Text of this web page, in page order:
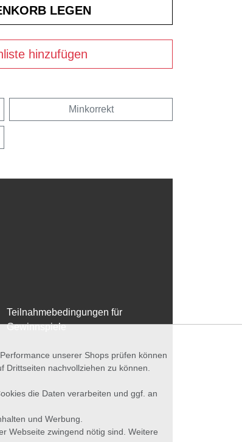
hinzufügen
Minkorrekt
Teilnahmebedingungen für
Gewinnspiele
unserer Shops prüfen können
nachvollziehen zu können.
die Daten verarbeiten und ggf. an
und Werbung.
Webseite zwingend nötig sind. Weitere